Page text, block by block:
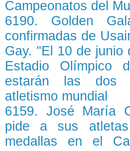
Campeonatos del
6190. Golden
confirmadas de
Gay. "El 10 de junio
Estadio Olímpico
estarán las dos
atletismo mundial
6159. José María
pide a sus
medallas en el